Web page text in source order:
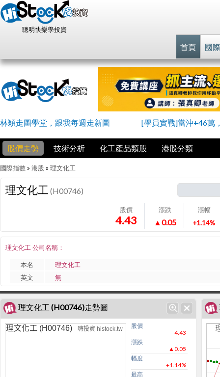
聰明快樂學投資
首頁 國
林穎走圖學堂，跟我每週走新圖 [學員實戰]當沖+46萬
股價走勢 技術分析 化工產品類股 港股分類
國際指數 » 港股 » 理文化工
理文化工 (H00746)
股價
4.43
漲跌
▲0.05
漲幅
+1.14%
理文化工 公司名稱：
本名
理文化工
英文
無
理文化工 (H00746)走勢圖
理文化工 (H00746) 嗨投資 histock.tw
股價
4.43
漲跌
▲0.05
幅度
+1.14%
最高